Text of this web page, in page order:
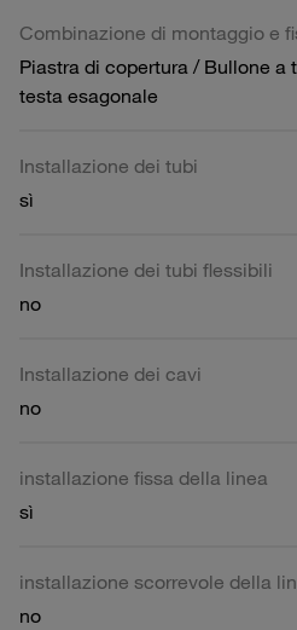
Combinazione di montaggio e
Piastra di copertura / Bullone a
testa esagonale
Installazione dei tubi
sì
Installazione dei tubi flessibili
no
Installazione dei cavi
no
installazione fissa della linea
sì
installazione scorrevole della
no